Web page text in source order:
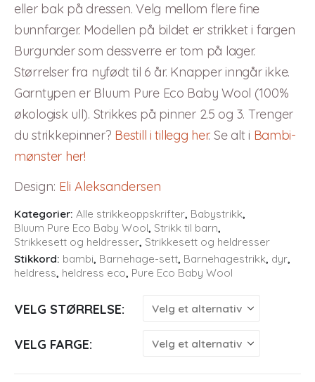
eller bak på dressen. Velg mellom flere fine
bunnfarger. Modellen på bildet er strikket i fargen
Burgunder som dessverre er tom på lager.
Størrelser fra nyfødt til 6 år. Knapper inngår ikke.
Garntypen er Bluum Pure Eco Baby Wool (100%
økologisk ull). Strikkes på pinner 2.5 og 3. Trenger
du strikkepinner? Bestill i tillegg her. Se alt i Bambi-
mønster her!
Design: Eli Aleksandersen
Kategorier: Alle strikkeoppskrifter, Babystrikk,
Bluum Pure Eco Baby Wool, Strikk til barn,
Strikkesett og heldresser, Strikkesett og heldresser
Stikkord: bambi, Barnehage-sett, Barnehagestrikk, dyr,
heldress, heldress eco, Pure Eco Baby Wool
VELG STØRRELSE
VELG FARGE